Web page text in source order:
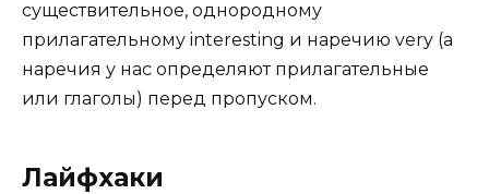
существительное, однородному
прилагательному interesting и наречию very (а
наречия у нас определяют прилагательные
или глаголы) перед пропуском.
Лайфхаки